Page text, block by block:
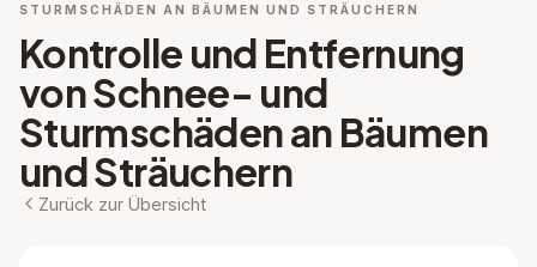
STURMSCHÄDEN AN BÄUMEN UND STRÄUCHERN
Kontrolle und Entfernung
von Schnee- und
Sturmschäden an Bäumen
und Sträuchern
Zurück zur Übersicht